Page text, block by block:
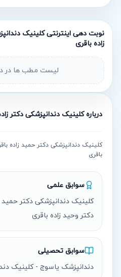
نوبت‌ دهی اینترنتیکلینیک
زاده باقری
لیست مطب ها در
دربارهکلینیک دندانپزشکی دکتر
کلینیک دندانپزشکی دکتر حمید زاده
باقری
سوابق علمی
کلینیک دندانپزشکی دکتر
دکتر وحید زاده باقری
سوابق تحصیلی
دندانپزشک یاسوج - کلینیک